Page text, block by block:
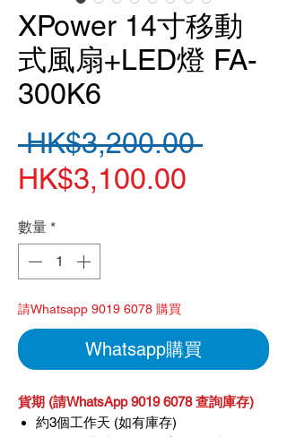
XPower 14寸移動
式風扇+LED燈 FA-
300K6
HK$3,200.00 一
HK$3,100.00
數量 *
請Whatsapp 9019 6078 購買
Whatsapp購買
貨期 (請WhatsApp 9019 6078 查詢庫存)
約3個工作天 (如有庫存)